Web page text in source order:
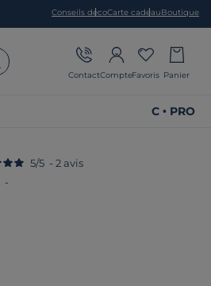
Conseils décoCarte cadeauBoutique
ContactCompteFavoris Panier
C • PRO
-
5/5 - 2 avis